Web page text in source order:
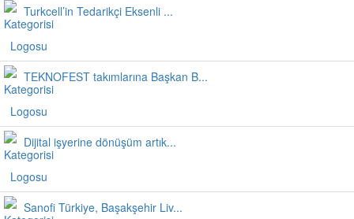
Turkcell’in Tedarikçi Eksenli ...
TEKNOFEST takımlarına Başkan B...
Dijital işyerine dönüşüm artık...
Sanofi Türkiye, Başakşehir Liv...